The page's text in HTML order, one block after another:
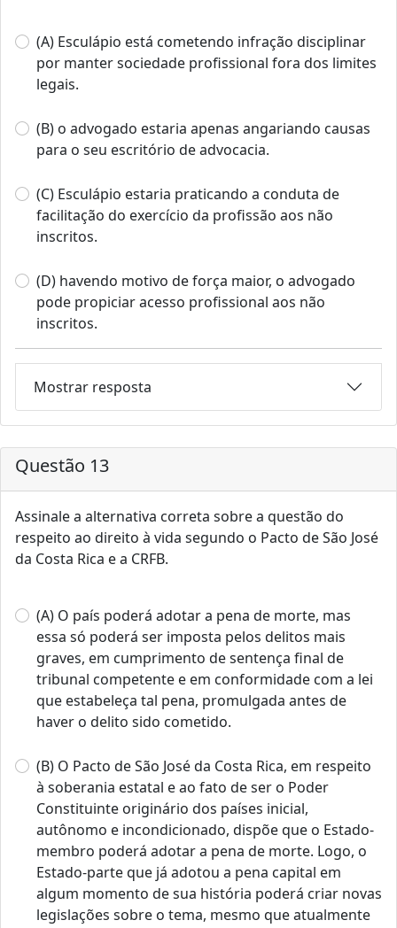
(A) Esculápio está cometendo infração disciplinar
por manter sociedade profissional fora dos limites
legais.
(B) o advogado estaria apenas angariando causas
para o seu escritório de advocacia.
(C) Esculápio estaria praticando a conduta de
facilitação do exercício da profissão aos não
inscritos.
(D) havendo motivo de força maior, o advogado
pode propiciar acesso profissional aos não
inscritos.
Mostrar resposta
Questão 13
Assinale a alternativa correta sobre a questão do
respeito ao direito à vida segundo o Pacto de São José
da Costa Rica e a CRFB.
(A) O país poderá adotar a pena de morte, mas
essa só poderá ser imposta pelos delitos mais
graves, em cumprimento de sentença final de
tribunal competente e em conformidade com a lei
que estabeleça tal pena, promulgada antes de
haver o delito sido cometido.
(B) O Pacto de São José da Costa Rica, em respeito
à soberania estatal e ao fato de ser o Poder
Constituinte originário dos países inicial,
autônomo e incondicionado, dispõe que o Estado-
membro poderá adotar a pena de morte. Logo, o
Estado-parte que já adotou a pena capital em
algum momento de sua história poderá criar novas
legislações sobre o tema, mesmo que atualmente